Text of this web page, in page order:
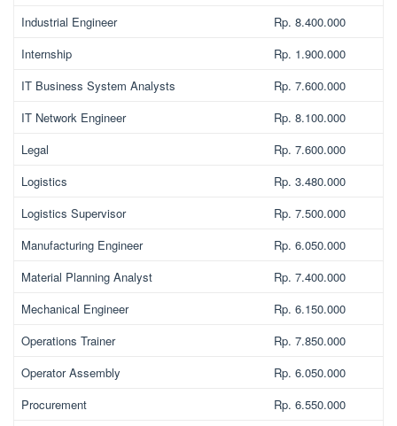
Industrial Engineer
Rp. 8.400.000
Internship
Rp. 1.900.000
IT Business System Analysts
Rp. 7.600.000
IT Network Engineer
Rp. 8.100.000
Legal
Rp. 7.600.000
Logistics
Rp. 3.480.000
Logistics Supervisor
Rp. 7.500.000
Manufacturing Engineer
Rp. 6.050.000
Material Planning Analyst
Rp. 7.400.000
Mechanical Engineer
Rp. 6.150.000
Operations Trainer
Rp. 7.850.000
Operator Assembly
Rp. 6.050.000
Procurement
Rp. 6.550.000